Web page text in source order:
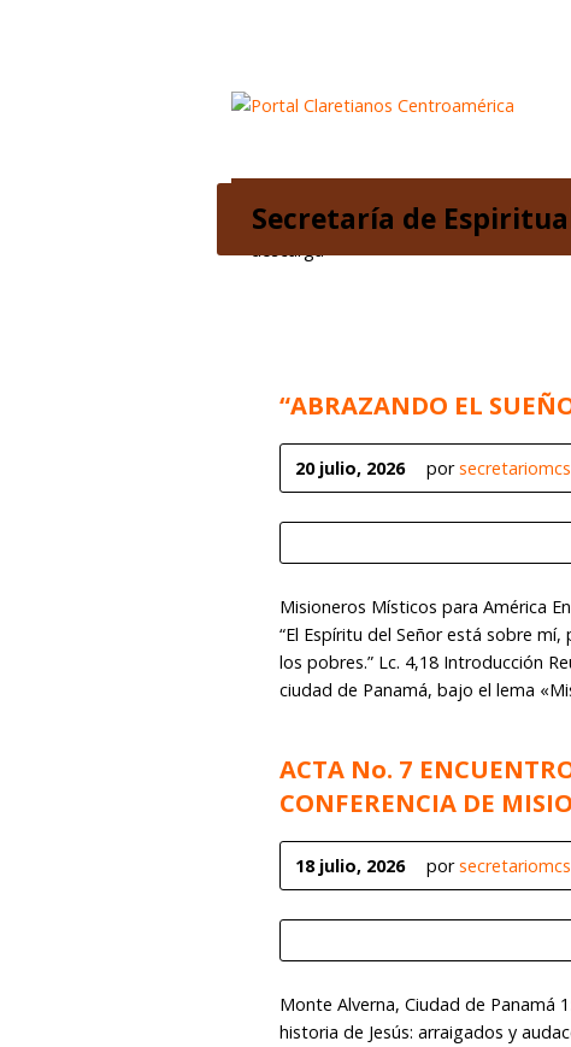
Acerca de nosotros
Secretaría de
“ABRAZANDO EL
20 julio, 2026 porsecretariomcs
Misioneros Místicos para América
“El Espíritu del Señor está sobre
los pobres.” Lc. 4,18 Introducción
ciudad de Panamá, bajo el lema
ACTA No. 7
CONFERENCIA DE
18 julio, 2026 porsecretariomcs
Monte Alverna, Ciudad de Panamá
historia de Jesús: arraigados y